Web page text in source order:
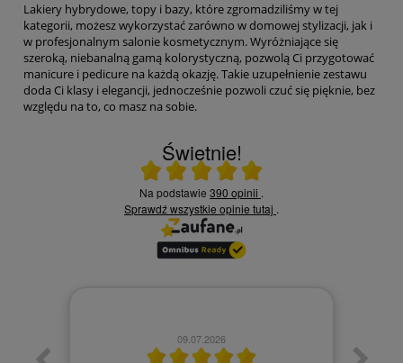
Lakiery hybrydowe, topy i bazy, które zgromadziliśmy w tej
kategorii, możesz wykorzystać zarówno w domowej stylizacji, jak i
w profesjonalnym salonie kosmetycznym. Wyróżniające się
szeroką, niebanalną gamą kolorystyczną, pozwolą Ci przygotować
manicure i pedicure na każdą okazję. Takie uzupełnienie zestawu
doda Ci klasy i elegancji, jednocześnie pozwoli czuć się pięknie, bez
względu na to, co masz na sobie.
Świetnie!
Ocena średnia 5 na 5
Na podstawie 390 opinii .
Sprawdź wszystkie opinie tutaj .
09.07.2026